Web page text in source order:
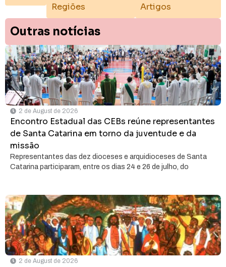
Regiões
Artigos
Outras notícias
2 de August de 2026
Encontro Estadual das CEBs reúne representantes
de Santa Catarina em torno da juventude e da
missão
Representantes das dez dioceses e arquidioceses de Santa
Catarina participaram, entre os dias 24 e 26 de julho, do
2 de August de 2026